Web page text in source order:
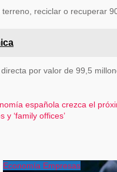
reciclar o
por valor de 99,5
española crezca el
‘family offices’
Economía Empresas